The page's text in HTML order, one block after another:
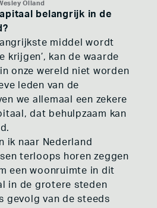
Olland
belangrijk in de
middel wordt
krijgen’, kan de waarde
onze wereld niet worden
leden van de
we allemaal een zekere
dat behulpzaam kan
ik naar Nederland
terloops horen zeggen
een woonruimte in dit
in de grotere steden
gevolg van de steeds